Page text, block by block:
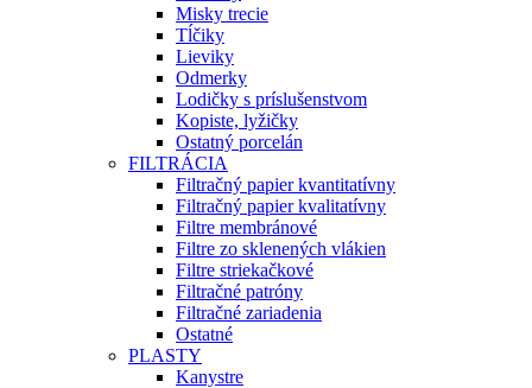
Misky trecie
Tĺčiky
Lieviky
Odmerky
Lodičky s príslušenstvom
Kopiste, lyžičky
Ostatný porcelán
FILTRÁCIA
Filtračný papier kvantitatívny
Filtračný papier kvalitatívny
Filtre membránové
Filtre zo sklenených vlákien
Filtre striekačkové
Filtračné patróny
Filtračné zariadenia
Ostatné
PLASTY
Kanystre